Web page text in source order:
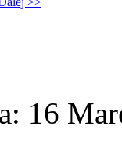
16